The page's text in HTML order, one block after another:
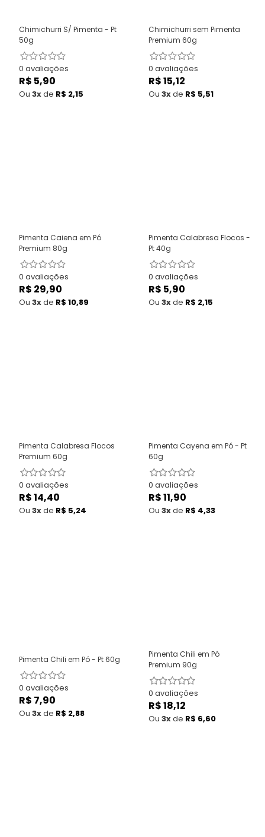
Chimichurri S/ Pimenta - Pt
50g
0 avaliações
Preço
normal
R$ 5,90
Ou 3xde R$ 2,15
Chimichurri sem Pimenta
Premium 60g
0 avaliações
Preço
normal
R$ 15,12
Ou 3xde R$ 5,51
Pimenta Caiena em Pó
Premium 80g
0 avaliações
Preço
normal
R$ 29,90
Ou 3xde R$ 10,89
Pimenta Calabresa Flocos -
Pt 40g
0 avaliações
Preço
normal
R$ 5,90
Ou 3xde R$ 2,15
Pimenta Calabresa Flocos
Premium 60g
0 avaliações
Preço
normal
R$ 14,40
Ou 3xde R$ 5,24
Pimenta Cayena em Pó - Pt
60g
0 avaliações
Preço
normal
R$ 11,90
Ou 3xde R$ 4,33
Pimenta Chili em Pó - Pt 60g
0 avaliações
Preço
normal
R$ 7,90
Ou 3xde R$ 2,88
Pimenta Chili em Pó
Premium 90g
0 avaliações
Preço
normal
R$ 18,12
Ou 3xde R$ 6,60